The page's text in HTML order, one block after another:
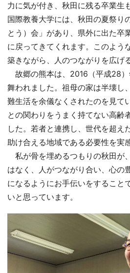
力に気が付き、秋田に残る卒業生
国際教養大学には、秋田の夏祭り
とう）会」があり、県外に出た卒
に戻ってきてくれます。このよう
築きながら、人のつながりを広げ
故郷の熊本は、2016（平成28
舞われました。祖母の家は半壊し
難生活を余儀なくされたのを見て
との関わりをうまく持てない高齢
した。若者と連携し、世代を超え
助け合える地域である必要性を実
私が骨を埋めるつもりの秋田が
はなく、人がつながり合い、心の
になるようにお手伝いをすること
いと思っています。